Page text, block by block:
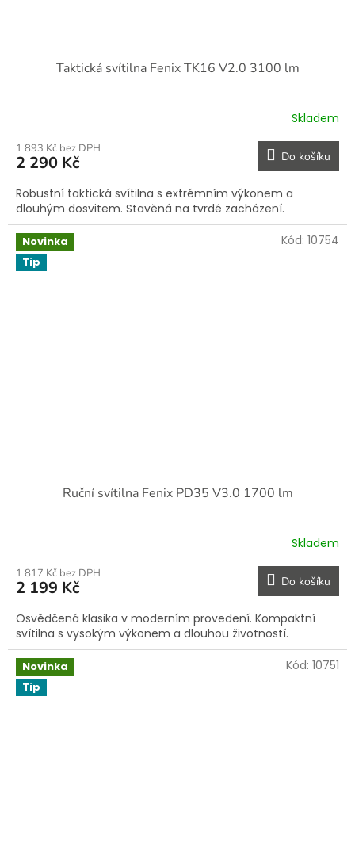
Taktická svítilna Fenix TK16 V2.0 3100 lm
Skladem
1 893 Kč bez DPH
2 290 Kč Do košíku
Robustní taktická svítilna s extrémním výkonem a
dlouhým dosvitem. Stavěná na tvrdé zacházení.
Novinka
Tip
Ruční svítilna Fenix PD35 V3.0 1700 lm
Skladem
1 817 Kč bez DPH
2 199 Kč Do košíku
Osvědčená klasika v moderním provedení. Kompaktní
svítilna s vysokým výkonem a dlouhou životností.
Kód: 10754
Novinka
Tip
Kód: 10751